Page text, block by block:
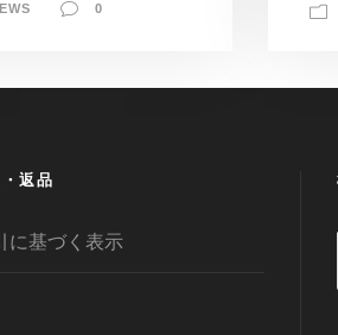
0
返品
に基づく表示